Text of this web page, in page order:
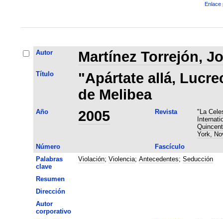
Enlace
Autor Martínez Torrejón,
Título
"Apártate allá,
de Melibea
Año 2005 Revista
"La
York,
Número
Fascículo
Palabras
clave
Violación; Violencia; Antecedentes; Seducción
Resumen
Dirección
Autor
corporativo